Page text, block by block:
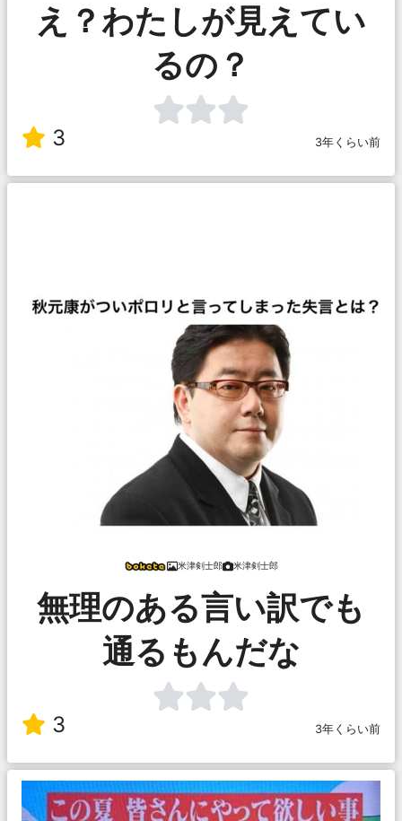
え？わたしが見えてい
るの？
3 3年くらい前
米津剣士郎 米津剣士郎
無理のある言い訳でも
通るもんだな
3 3年くらい前